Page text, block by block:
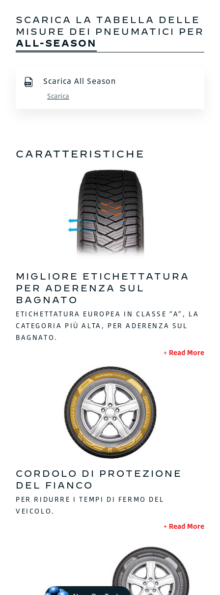
SCARICA LA TABELLA DELLE
MISURE DEI PNEUMATICI PER
ALL-SEASON
Scarica All Season
Scarica
CARATTERISTICHE
MIGLIORE ETICHETTATURA
PER ADERENZA SUL
BAGNATO
ETICHETTATURA EUROPEA IN CLASSE “A”, LA
CATEGORIA PIÙ ALTA, PER ADERENZA SUL
BAGNATO.
Read More
CORDOLO DI PROTEZIONE
DEL FIANCO
PER RIDURRE I TEMPI DI FERMO DEL
VEICOLO.
Read More